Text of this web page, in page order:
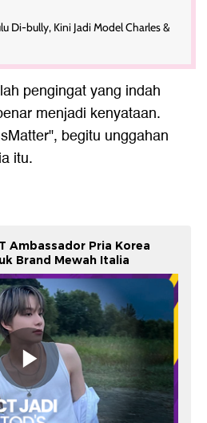
Di-bully, Kini Jadi Model Charles &
pengingat yang indah
menjadi kenyataan.
begitu unggahan
itu.
Ambassador Pria Korea
Brand Mewah Italia